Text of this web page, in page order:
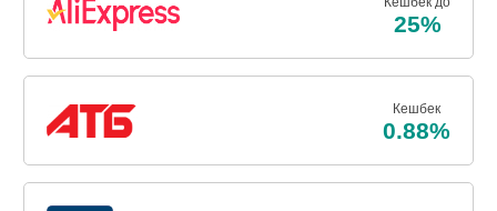
25%
Кешбек
0.88%